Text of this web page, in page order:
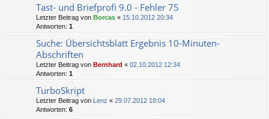
Tast- und Briefprofi 9.0 - Fehler 75
Letzter Beitrag von Borcas « 15.10.2012 20:34
Antworten: 1
Suche: Übersichtsblatt Ergebnis 10-Minuten-
Abschriften
Letzter Beitrag von Bernhard « 02.10.2012 12:34
Antworten: 1
TurboSkript
Letzter Beitrag von Lenz « 29.07.2012 18:04
Antworten: 6